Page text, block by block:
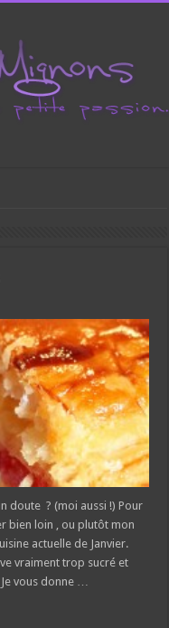
doute ? (moi aussi !) Pour
bien loin , ou plutôt mon
actuelle de Janvier.
vraiment trop sucré et
vous donne …